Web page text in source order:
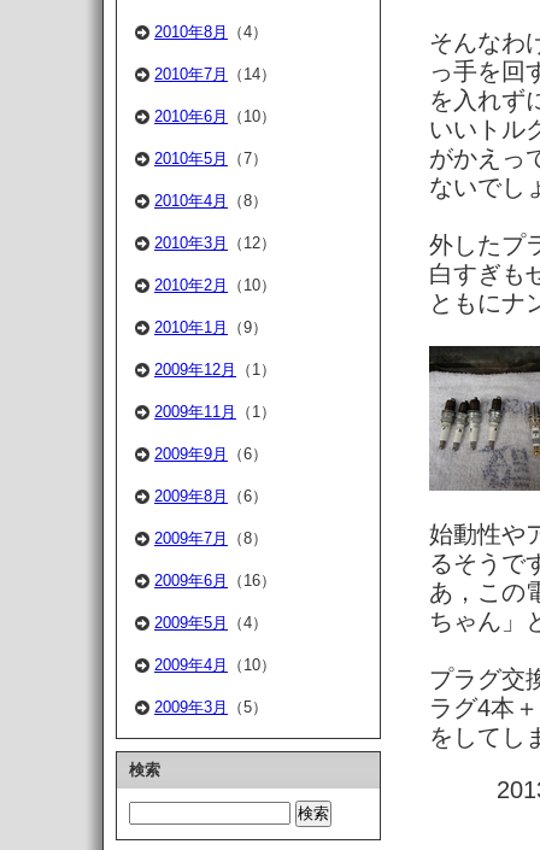
2010年8月 （4）
2010年7月 （14）
2010年6月 （10）
2010年5月 （7）
2010年4月 （8）
2010年3月 （12）
2010年2月 （10）
2010年1月 （9）
2009年12月 （1）
2009年11月 （1）
2009年9月 （6）
2009年8月 （6）
2009年7月 （8）
2009年6月 （16）
2009年5月 （4）
2009年4月 （10）
2009年3月 （5）
検索
そんなわ
っ手を回
を入れず
いいトル
がかえっ
ないでし
外したプ
白すぎも
ともにナ
始動性や
るそうで
あ，この
ちゃん」
プラグ交
ラグ4本
をしてし